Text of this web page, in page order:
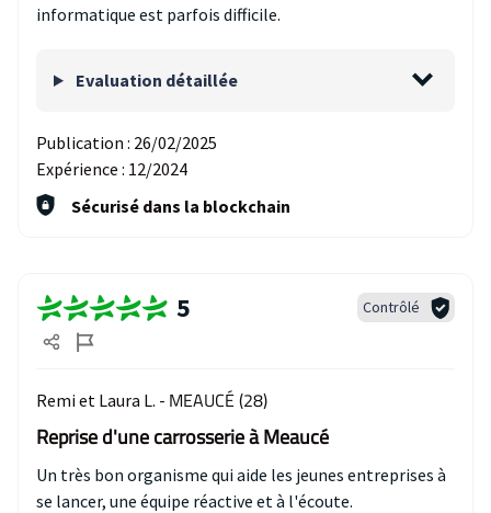
informatique est parfois difficile.
Evaluation détaillée
Publication : 26/02/2025
Expérience : 12/2024
Sécurisé dans la blockchain
5 Contrôlé
Remi et Laura L. - MEAUCÉ (28)
Reprise d'une carrosserie à Meaucé
Un très bon organisme qui aide les jeunes entreprises à
se lancer, une équipe réactive et à l'écoute.